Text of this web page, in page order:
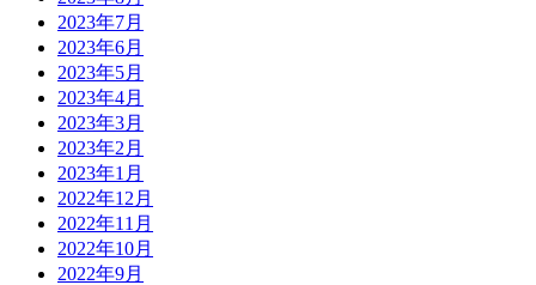
2023年7月
2023年6月
2023年5月
2023年4月
2023年3月
2023年2月
2023年1月
2022年12月
2022年11月
2022年10月
2022年9月